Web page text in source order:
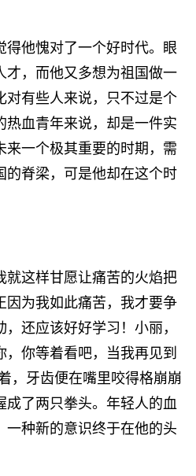
得他愧对了一个好时代。眼
才，而他又多想为祖国做一
对有些人来说，只不过是个
热血青年来说，却是一件实
来一个极其重要的时期，需
的脊梁，可是他却在这个时
就这样甘愿让痛苦的火焰把
因为我如此痛苦，我才要争
还应该好好学习！小丽，
你等着看吧，当我再见到
，牙齿便在嘴里咬得格崩崩
成了两只拳头。年轻人的血
一种新的意识终于在他的头